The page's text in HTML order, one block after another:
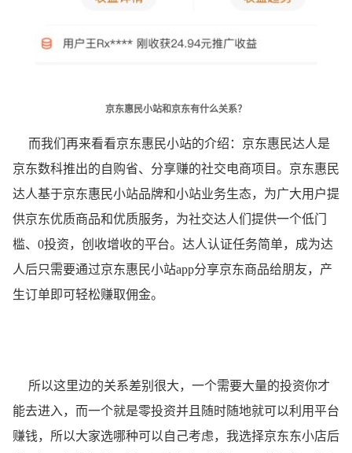
京东惠民小站和京东有什么关系？
而我们再来看看京东惠民小站的介绍：京东惠民达人是
京东数科推出的自购省、分享赚的社交电商项目。京东惠民
达人基于京东惠民小站品牌和小站业务生态，为广大用户提
供京东优质商品和优质服务，为社交达人们提供一个低门
槛、0投资，创收增收的平台。达人认证任务简单，成为达
人后只需要通过京东惠民小站app分享京东商品给朋友，产
生订单即可轻松赚取佣金。
所以这里边的关系差别很大，一个需要大量的投资你才
能去进入，而一个就是零投资并且随时随地就可以利用平台
赚钱，所以大家选哪种可以自己考虑，我选择京东东小店后